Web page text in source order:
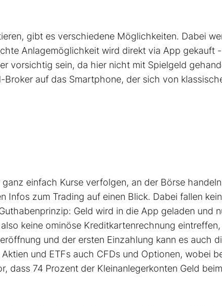
gibt es verschiedene Möglichkeiten. Dabei
Anlagemöglichkeit wird direkt via App gekauft
vorsichtig sein, da hier nicht mit Spielgeld
auf das Smartphone, der sich von
einfach Kurse verfolgen, an der Börse
zum Trading auf einen Blick. Dabei fallen
Geld wird in die App geladen und
keine ominöse Kreditkartenrechnung
und der ersten Einzahlung kann es auch
und ETFs auch CFDs und Optionen, wobei
dass 74 Prozent der Kleinanlegerkonten Geld